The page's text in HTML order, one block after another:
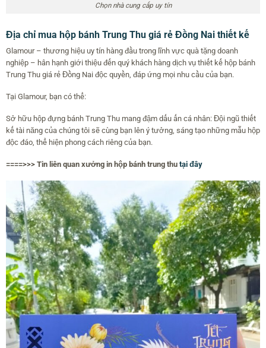
Chọn nhà cung cấp uy tín
Địa chỉ mua hộp bánh Trung Thu giá rẻ Đồng Nai thiết kế
Glamour – thương hiệu uy tín hàng đầu trong lĩnh vực quà tặng doanh
nghiệp – hân hạnh giới thiệu đến quý khách hàng dịch vụ thiết kế hộp bánh
Trung Thu giá rẻ Đồng Nai độc quyền, đáp ứng mọi nhu cầu của bạn.
Tại Glamour, bạn có thể:
Sở hữu hộp đựng bánh Trung Thu mang đậm dấu ấn cá nhân: Đội ngũ thiết
kế tài năng của chúng tôi sẽ cùng bạn lên ý tưởng, sáng tạo những mẫu hộp
độc đáo, thể hiện phong cách riêng của bạn.
====>>> Tin liên quan xưởng in hộp bánh trung thu tại đây